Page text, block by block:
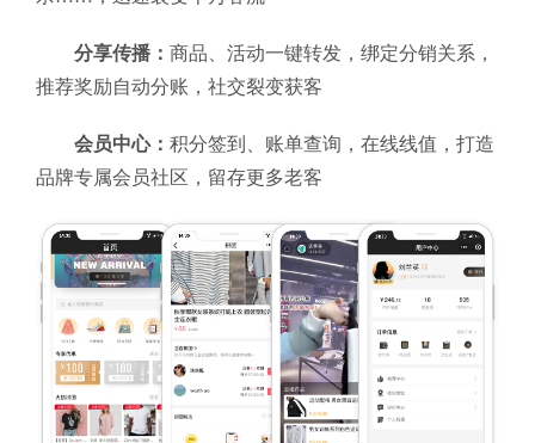
分享传播： 商品、活动一键转发，绑定分销关系，
推荐奖励自动分账，社交裂变获客
会员中心： 积分签到、账单查询，在线线值，打造
品牌专属会员社区，留存更多老客